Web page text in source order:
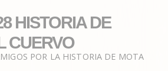
HISTORIA DE
CUERVO
POR LA HISTORIA DE MOTA